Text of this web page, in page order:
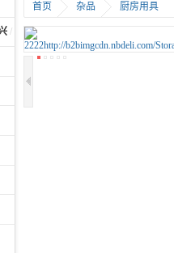
/ 计算机及配件
首页 杂品 厨房用具